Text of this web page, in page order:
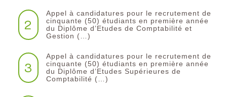
2
Appel à candidatures pour le recrutement de
cinquante (50) étudiants en première année
du Diplôme d’Etudes de Comptabilité et
Gestion (…)
3
Appel à candidatures pour le recrutement de
cinquante (50) étudiants en première année
du Diplôme d’Etudes Supérieures de
Comptabilité (…)